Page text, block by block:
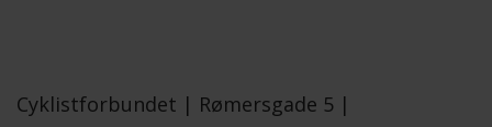
Cyklistforbundet | Rømersgade 5 |